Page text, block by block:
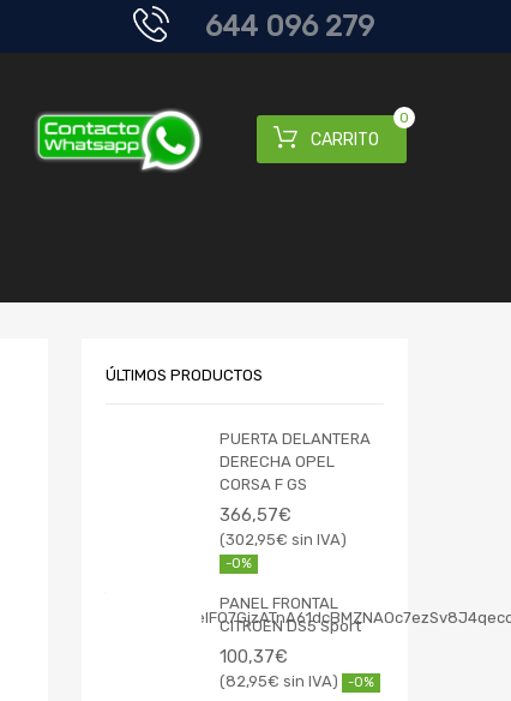
644 096 279
CARRITO
0
ÚLTIMOS PRODUCTOS
PUERTA DELANTERA
DERECHA OPEL
CORSA F GS
366,57€
302,95€
-0%
PANEL FRONTAL
CITROEN DS5 Sport
100,37€
82,95€ -0%